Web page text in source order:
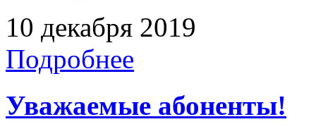
10 декабря 2019
Подробнее
Уважаемые абоненты!